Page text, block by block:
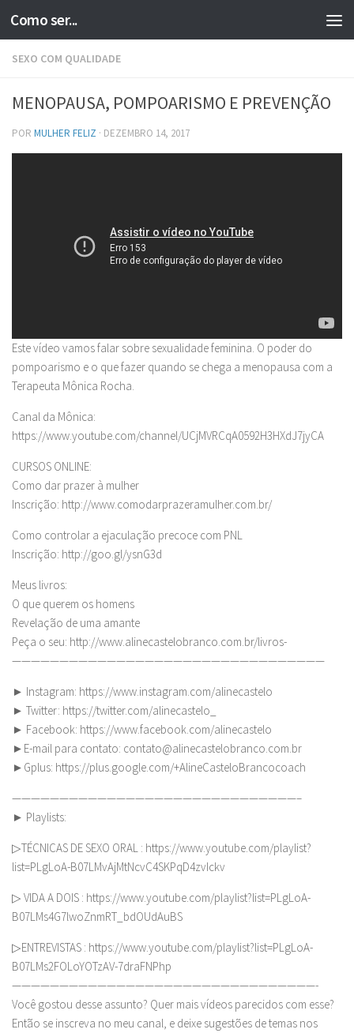
Skip to content
Como ser...
SEXO COM QUALIDADE
MENOPAUSA, POMPOARISMO E PREVENÇÃO
POR MULHER FELIZ · DEZEMBRO 14, 2017
Este vídeo vamos falar sobre sexualidade feminina. O poder do
pompoarismo e o que fazer quando se chega a menopausa com a
Terapeuta Mônica Rocha.
Canal da Mônica:
https://www.youtube.com/channel/UCjMVRCqA0592H3HXdJ7jyCA
CURSOS ONLINE:
Como dar prazer à mulher
Inscrição: http://www.comodarprazeramulher.com.br/
Como controlar a ejaculação precoce com PNL
Inscrição: http://goo.gl/ysnG3d
Meus livros:
O que querem os homens
Revelação de uma amante
Peça o seu: http://www.alinecastelobranco.com.br/livros-
—————————————————————————————————
► Instagram: https://www.instagram.com/alinecastelo
► Twitter: https://twitter.com/alinecastelo_
► Facebook: https://www.facebook.com/alinecastelo
►E-mail para contato: contato@alinecastelobranco.com.br
►Gplus: https://plus.google.com/+AlineCasteloBrancocoach
——————————————————————————————–
► Playlists:
▷TÉCNICAS DE SEXO ORAL : https://www.youtube.com/playlist?
list=PLgLoA-B07LMvAjMtNcvC4SKPqD4zvIckv
▷ VIDA A DOIS : https://www.youtube.com/playlist?list=PLgLoA-
B07LMs4G7lwoZnmRT_bdOUdAuBS
▷ENTREVISTAS : https://www.youtube.com/playlist?list=PLgLoA-
B07LMs2FOLoYOTzAV-7draFNPhp
————————————————————————————————-
Você gostou desse assunto? Quer mais vídeos parecidos com esse?
Então se inscreva no meu canal, e deixe sugestões de temas nos